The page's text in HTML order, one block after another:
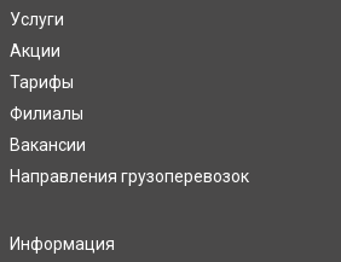
Услуги
Акции
Тарифы
Филиалы
Вакансии
Направления грузоперевозок
Информация